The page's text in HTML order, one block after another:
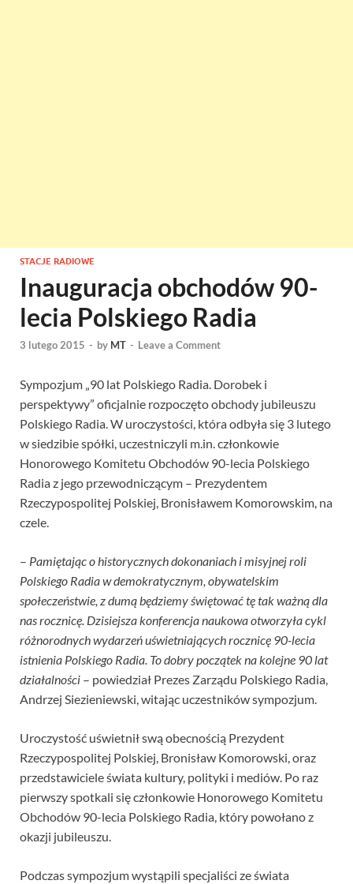
STACJE RADIOWE
Inauguracja obchodów 90-
lecia Polskiego Radia
3 lutego 2015 - by MT - Leave a Comment
Sympozjum „90 lat Polskiego Radia. Dorobek i
perspektywy” oficjalnie rozpoczęto obchody jubileuszu
Polskiego Radia. W uroczystości, która odbyła się 3 lutego
w siedzibie spółki, uczestniczyli m.in. członkowie
Honorowego Komitetu Obchodów 90-lecia Polskiego
Radia z jego przewodniczącym – Prezydentem
Rzeczypospolitej Polskiej, Bronisławem Komorowskim, na
czele.
– Pamiętając o historycznych dokonaniach i misyjnej roli
Polskiego Radia w demokratycznym, obywatelskim
społeczeństwie, z dumą będziemy świętować tę tak ważną dla
nas rocznicę. Dzisiejsza konferencja naukowa otworzyła cykl
różnorodnych wydarzeń uświetniających rocznicę 90-lecia
istnienia Polskiego Radia. To dobry początek na kolejne 90 lat
działalności – powiedział Prezes Zarządu Polskiego Radia,
Andrzej Siezieniewski, witając uczestników sympozjum.
Uroczystość uświetnił swą obecnością Prezydent
Rzeczypospolitej Polskiej, Bronisław Komorowski, oraz
przedstawiciele świata kultury, polityki i mediów. Po raz
pierwszy spotkali się członkowie Honorowego Komitetu
Obchodów 90-lecia Polskiego Radia, który powołano z
okazji jubileuszu.
Podczas sympozjum wystąpili specjaliści ze świata